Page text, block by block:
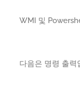
WMI 및
다음은 명령 출력